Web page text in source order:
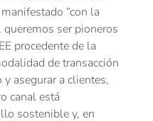
“con la
ser pioneros
procedente de la
de transacción
asegurar a clientes,
canal está
sostenible y, en